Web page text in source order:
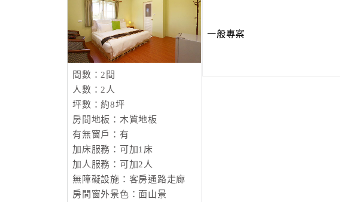
間數：2間
人數：2人
坪數：約8坪
房間地板：木質地板
有無窗戶：有
加床服務：可加1床
加人服務：可加2人
無障礙設施：客房通路走廊
房間窗外景色：面山景
一般專案